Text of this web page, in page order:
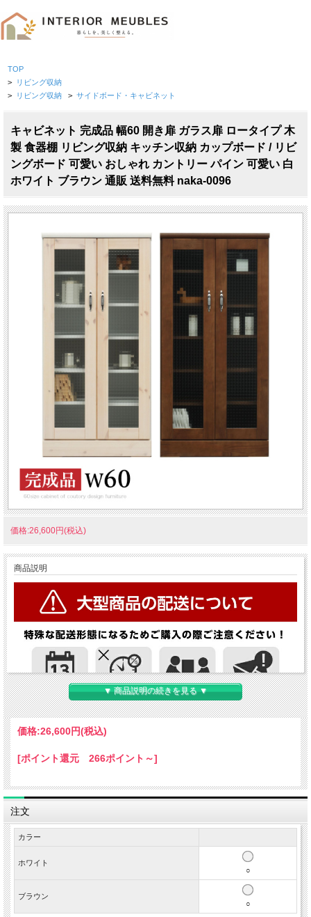
TOP
> リビング収納
> リビング収納 > サイドボード・キャビネット
キャビネット 完成品 幅60 開き扉 ガラス扉 ロータイプ 木
製 食器棚 リビング収納 キッチン収納 カップボード / リビ
ングボード 可愛い おしゃれ カントリー パイン 可愛い 白
ホワイト ブラウン 通販 送料無料 naka-0096
価格:26,600円(税込)
商品説明
▼ 商品説明の続きを見る ▼
価格:26,600円(税込)
[ポイント還元 266ポイント～]
注文
カラー
ホワイト
○
ブラウン
○